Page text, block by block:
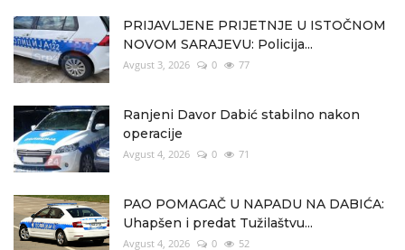
PRIJAVLJENE PRIJETNJE U ISTOČNOM
NOVOM SARAJEVU: Policija...
Avgust 3, 2026 0 77
Ranjeni Davor Dabić stabilno nakon
operacije
Avgust 4, 2026 0 71
PAO POMAGAČ U NAPADU NA DABIĆA:
Uhapšen i predat Tužilaštvu...
Avgust 4, 2026 0 52